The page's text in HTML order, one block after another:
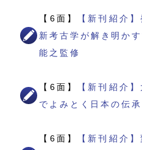
【6面】
【新刊紹介
新考古学が解き明か
能之監修
【6面】
【新刊紹介
でよみとく日本の伝
【6面】
【新刊紹介